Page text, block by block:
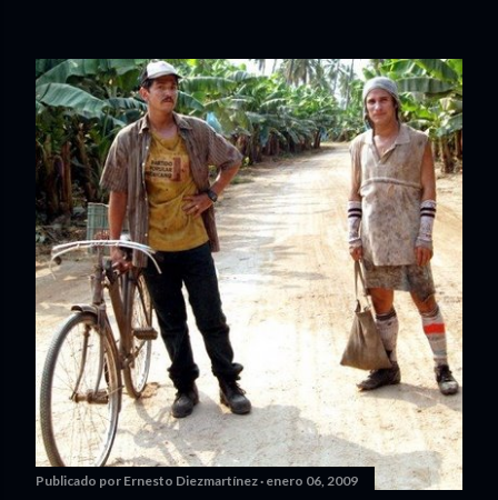
Publicado por Ernesto Diezmartínez enero 06, 2009